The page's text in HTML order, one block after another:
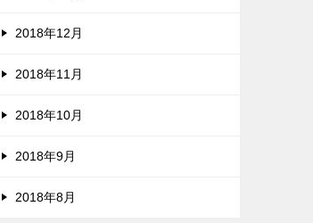
2018年12月
2018年11月
2018年10月
2018年9月
2018年8月